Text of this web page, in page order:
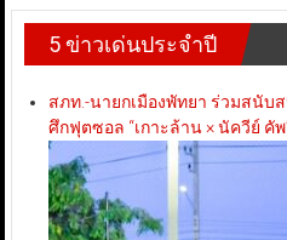
5 ข่าวเด่นประจำปี
สภท.-นายกเมืองพัทยา ร่วมสนับ
ศึกฟุตซอล “เกาะล้าน × นัควีย์ คัพ